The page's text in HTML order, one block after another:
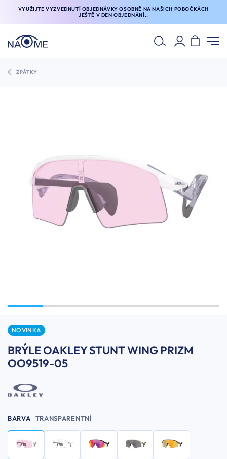
VYUŽIJTE VYZVEDNUTÍ OBJEDNÁVKY OSOBNĚ NA NAŠICH POBOČKÁCH
JEŠTĚ V DEN OBJEDNÁNÍ..
ZPÁTKY
NOVINKA
BRÝLE OAKLEY STUNT WING PRIZM
OO9519-05
BARVA TRANSPARENTNÍ